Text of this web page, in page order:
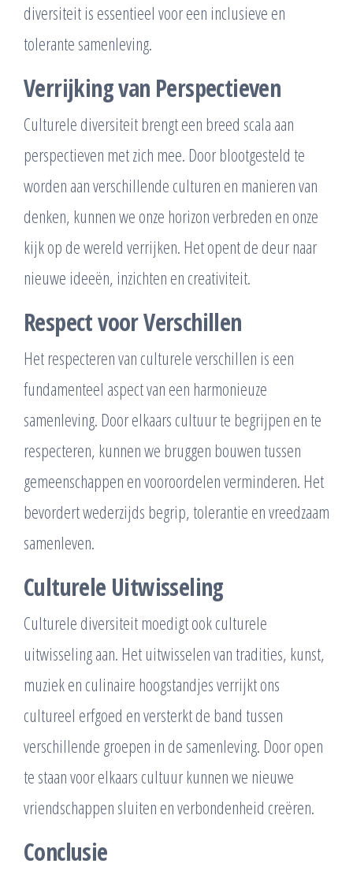
diversiteit is essentieel voor een inclusieve en
tolerante samenleving.
Verrijking van Perspectieven
Culturele diversiteit brengt een breed scala aan
perspectieven met zich mee. Door blootgesteld te
worden aan verschillende culturen en manieren van
denken, kunnen we onze horizon verbreden en onze
kijk op de wereld verrijken. Het opent de deur naar
nieuwe ideeën, inzichten en creativiteit.
Respect voor Verschillen
Het respecteren van culturele verschillen is een
fundamenteel aspect van een harmonieuze
samenleving. Door elkaars cultuur te begrijpen en te
respecteren, kunnen we bruggen bouwen tussen
gemeenschappen en vooroordelen verminderen. Het
bevordert wederzijds begrip, tolerantie en vreedzaam
samenleven.
Culturele Uitwisseling
Culturele diversiteit moedigt ook culturele
uitwisseling aan. Het uitwisselen van tradities, kunst,
muziek en culinaire hoogstandjes verrijkt ons
cultureel erfgoed en versterkt de band tussen
verschillende groepen in de samenleving. Door open
te staan voor elkaars cultuur kunnen we nieuwe
vriendschappen sluiten en verbondenheid creëren.
Conclusie